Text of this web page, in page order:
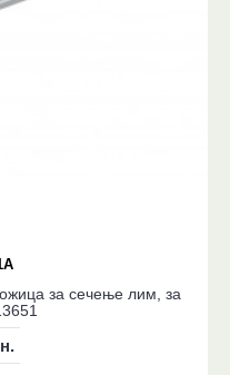
за сечење лим, за